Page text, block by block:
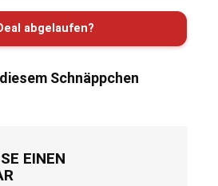
abgelaufen?
Schnäppchen
EINEN